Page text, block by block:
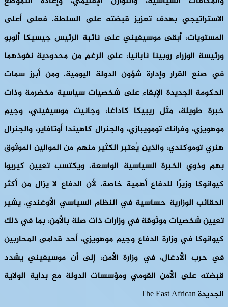
الاستراتيجي بهدف تعزيز قبضته على السلطة. فعلى أعلى
المستويات، أبقى موسيفيني على نائبة الرئيس جيسيكا ألوبو
ورئيسة الوزراء روبينا نابانيا، على الرغم من محدودية نفوذهما
في صنع القرار وإدارة شؤون الدولة اليومية. ومن أبرز سمات
الحكومة الجديدة الإبقاء على شخصيات سياسية مخضرمة وذات
خبرة طويلة، مثل ريبيكا كاداغا، وجانيت موسيفيني، وجيم
موهويزي، وفرانك تومويبازي، والجنرال كاهيندا أوتافاير، والجنرال
هنري توموكندي، والذين يُعتبر الكثير منهم من الموالين الموثوق
بهم وذوي الخبرة السياسية الواسعة. ويكتسب تعيين كيريوا
كيوانوكا وزيرًا للدفاع أهمية خاصة، لأن الدفاع لا يزال من أكثر
الحقائب الوزارية حساسية في النظام السياسي الأوغندي. يشير
تعيين شخصيات موثوقة في وزارات ذات صلة بالأمن، بما في ذلك
كيوانوكا في وزارة الدفاع وجيم موهويزي، أحد قدامى المحاربين
في حرب الأدغال، في وزارة الأمن، إلى أن موسيفيني يشدد
قبضته على الأمن القومي ومؤسسات الدولة مع بداية الولاية
الجديدة The East African